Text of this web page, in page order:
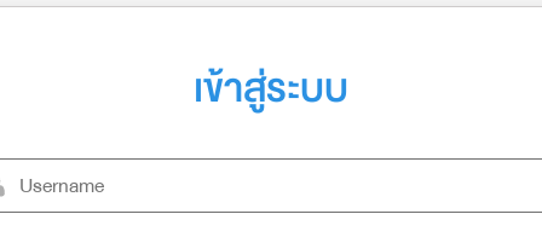
เข้าสู่ระบบ